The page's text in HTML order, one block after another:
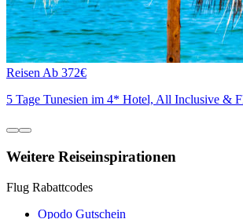
ReisenAb 372€
5 Tage Tunesien im 4* Hotel, All Inclusive &
Weitere Reiseinspirationen
Flug Rabattcodes
Opodo Gutschein